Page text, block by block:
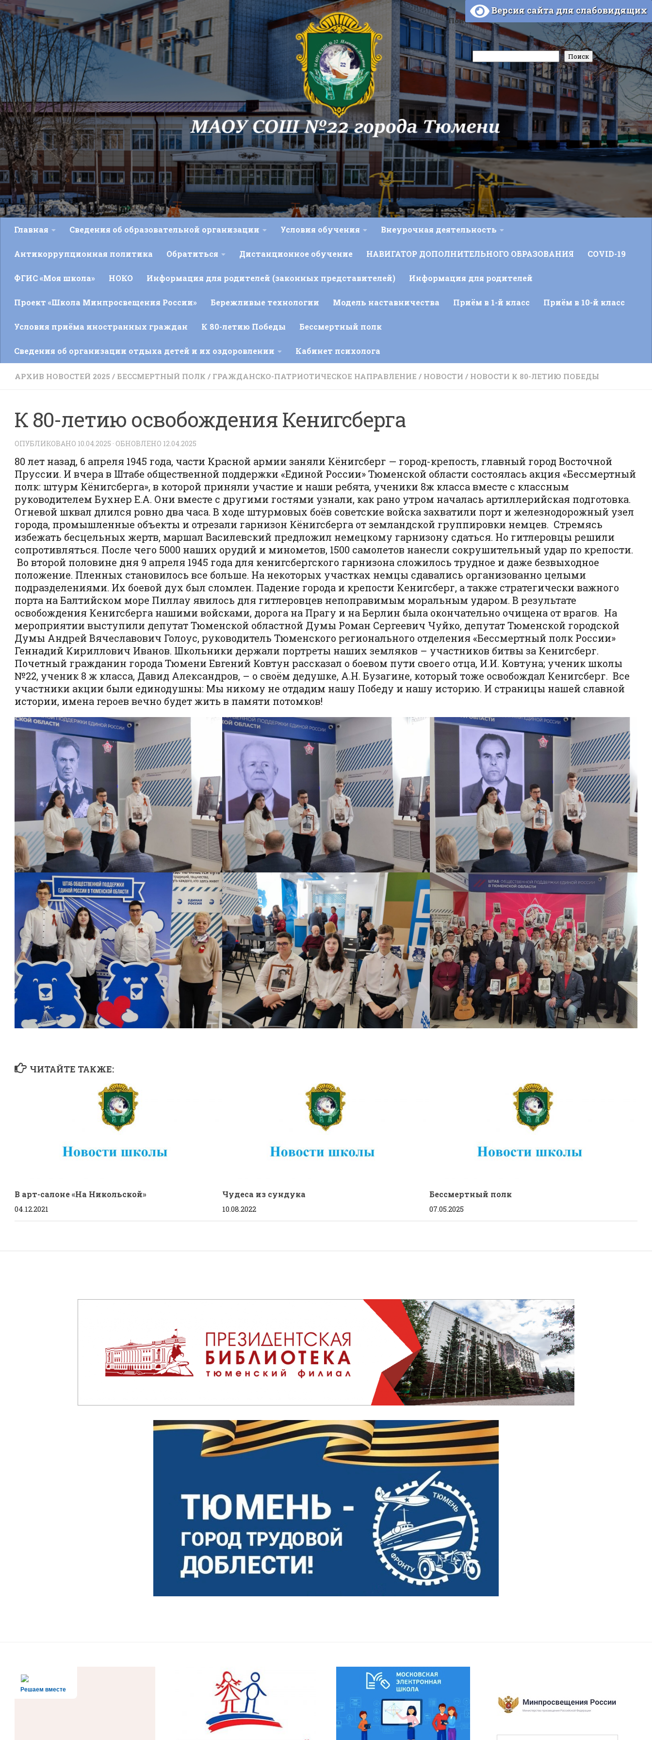
Skip to content Версия сайта для слабовидящих
Поиск
Поиск
Главная Сведения об образовательной организации Условия обучения Внеурочная деятельность
Антикоррупционная политика Обратиться Дистанционное обучение НАВИГАТОР ДОПОЛНИТЕЛЬНОГО ОБРАЗОВАНИЯ COVID-19
ФГИС «Моя школа» НОКО Информация для родителей (законных представителей) Информация для родителей
Проект «Школа Минпросвещения России» Бережливые технологии Модель наставничества Приём в 1-й класс Приём в 10-й класс
Условия приёма иностранных граждан К 80-летию Победы Бессмертный полк
Сведения об организации отдыха детей и их оздоровлении Кабинет психолога
АРХИВ НОВОСТЕЙ 2025 / БЕССМЕРТНЫЙ ПОЛК / ГРАЖДАНСКО-ПАТРИОТИЧЕСКОЕ НАПРАВЛЕНИЕ / НОВОСТИ / НОВОСТИ К 80-ЛЕТИЮ ПОБЕДЫ
К 80-летию освобождения Кенигсберга
ОПУБЛИКОВАНО 10.04.2025 · ОБНОВЛЕНО 12.04.2025
80 лет назад, 6 апреля 1945 года, части Красной армии заняли Кёнигсберг — город-крепость, главный город Восточной
Пруссии. И вчера в Штабе общественной поддержки «Единой России» Тюменской области состоялась акция «Бессмертный
полк: штурм Кёнигсберга», в которой приняли участие и наши ребята, ученики 8ж класса вместе с классным
руководителем Бухнер Е.А. Они вместе с другими гостями узнали, как рано утром началась артиллерийская подготовка.
Огневой шквал длился ровно два часа. В ходе штурмовых боёв советские войска захватили порт и железнодорожный узел
города, промышленные объекты и отрезали гарнизон Кёнигсберга от земландской группировки немцев. Стремясь
избежать бесцельных жертв, маршал Василевский предложил немецкому гарнизону сдаться. Но гитлеровцы решили
сопротивляться. После чего 5000 наших орудий и минометов, 1500 самолетов нанесли сокрушительный удар по крепости.
Во второй половине дня 9 апреля 1945 года для кенигсбергского гарнизона сложилось трудное и даже безвыходное
положение. Пленных становилось все больше. На некоторых участках немцы сдавались организованно целыми
подразделениями. Их боевой дух был сломлен. Падение города и крепости Кенигсберг, а также стратегически важного
порта на Балтийском море Пиллау явилось для гитлеровцев непоправимым моральным ударом. В результате
освобождения Кенигсберга нашими войсками, дорога на Прагу и на Берлин была окончательно очищена от врагов. На
мероприятии выступили депутат Тюменской областной Думы Роман Сергеевич Чуйко, депутат Тюменской городской
Думы Андрей Вячеславович Голоус, руководитель Тюменского регионального отделения «Бессмертный полк России»
Геннадий Кириллович Иванов. Школьники держали портреты наших земляков – участников битвы за Кенигсберг.
Почетный гражданин города Тюмени Евгений Ковтун рассказал о боевом пути своего отца, И.И. Ковтуна; ученик школы
№22, ученик 8 ж класса, Давид Александров, – о своём дедушке, А.Н. Бузагине, который тоже освобождал Кенигсберг. Все
участники акции были единодушны: Мы никому не отдадим нашу Победу и нашу историю. И страницы нашей славной
истории, имена героев вечно будет жить в памяти потомков!
ЧИТАЙТЕ ТАКЖЕ:
В арт-салоне «На Никольской»
04.12.2021
Чудеса из сундука
10.08.2022
Бессмертный полк
07.05.2025
Решаем вместе